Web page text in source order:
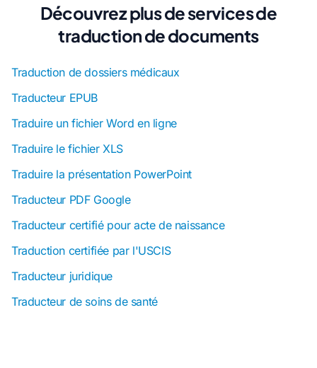
Découvrez plus de services de
traduction de documents
Traduction de dossiers médicaux
Traducteur EPUB
Traduire un fichier Word en ligne
Traduire le fichier XLS
Traduire la présentation PowerPoint
Traducteur PDF Google
Traducteur certifié pour acte de naissance
Traduction certifiée par l'USCIS
Traducteur juridique
Traducteur de soins de santé